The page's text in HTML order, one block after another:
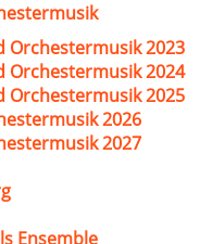
Orchestermusik 2023
Orchestermusik 2024
Orchestermusik 2025
2026
2027
Ensemble